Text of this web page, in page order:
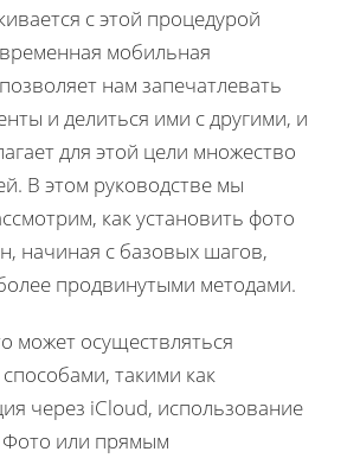
с этой процедурой
мобильная
нам запечатлевать
и делиться ими с другими, и
для этой цели множество
В этом руководстве мы
как установить фото
начиная с базовых шагов,
продвинутыми методами.
может осуществляться
такими как
через iCloud, использование
или прямым